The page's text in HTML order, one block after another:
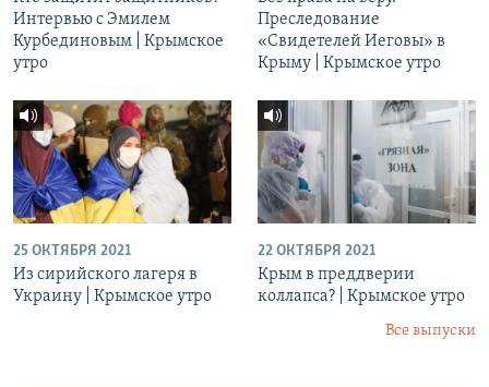
Интервью с Эмилем
Курбединовым | Крымское
утро
Преследование
«Свидетелей Иеговы» в
Крыму | Крымское утро
25 ОКТЯБРЯ 2021
Из сирийского лагеря в
Украину | Крымское утро
22 ОКТЯБРЯ 2021
Крым в преддверии
коллапса? | Крымское утро
Все выпуски